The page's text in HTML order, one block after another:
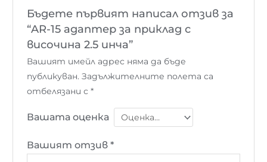
Бъдете първият написал отзив за
“AR-15 адаптер за приклад с
височина 2.5 инча”
Вашият имейл адрес няма да бъде
публикуван. Задължителните полета са
отбелязани с *
Вашата оценка
Вашият отзив *